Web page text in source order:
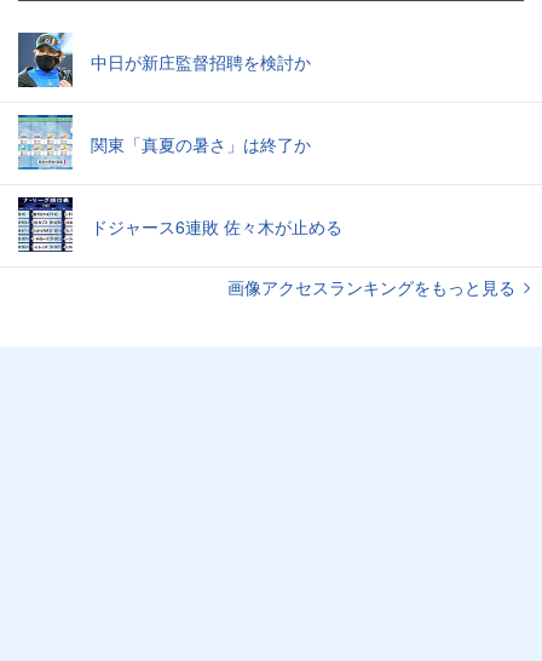
中日が新庄監督招聘を検討か
関東「真夏の暑さ」は終了か
ドジャース6連敗 佐々木が止める
画像アクセスランキングをもっと見る